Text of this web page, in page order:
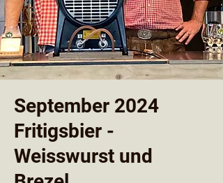
September 2024
Fritigsbier -
Weisswurst und